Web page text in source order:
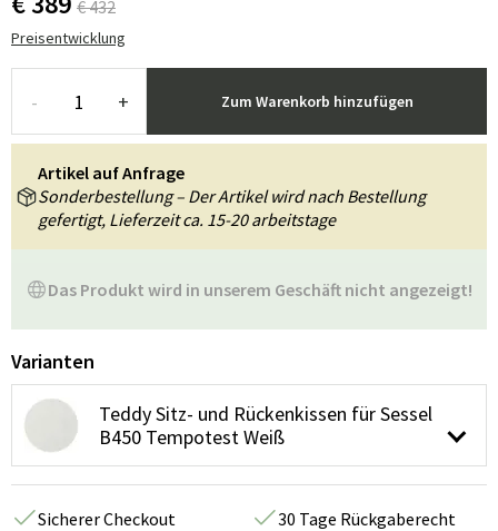
€ 432
Preisentwicklung
- + Zum Warenkorb hinzufügen
Das Produkt wird in unserem Geschäft nicht angezeigt!
Artikel auf Anfrage
Sonderbestellung – Der Artikel wird nach Bestellung
gefertigt, Lieferzeit ca. 15-20 arbeitstage
Varianten
Teddy Sitz- und Rückenkissen für Sessel
B450 Tempotest Weiß
Sicherer Checkout
30 Tage Rückgaberecht